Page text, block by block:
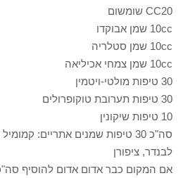
CC20 שומשום
10cc שמן אבוקדו
10cc שמן סטלריה
10cc שמן צמחי אכיליאה
30 טיפות מולטי-ויטמין
30 טיפות תערובת טוקופרולים
10 טיפות שיקונין
סה"כ 30 טיפות שמנים אתריים:
לבנדר, ציפורן